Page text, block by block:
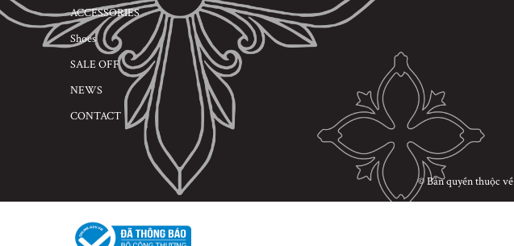
ACCESSORIES
Shoes
SALE OFF
NEWS
CONTACT
© Bản quyền thuộc về